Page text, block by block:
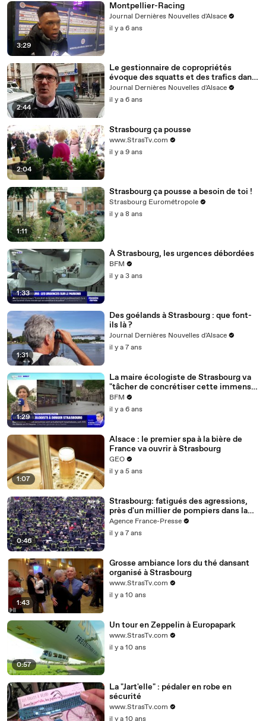
3:29
Montpellier-Racing
Journal Dernières Nouvelles d'Alsace
il y a 6 ans
2:44
Le gestionnaire de copropriétés
évoque des squatts et des trafics dans
l'immeuble
Journal Dernières Nouvelles d'Alsace
il y a 6 ans
2:04
Strasbourg ça pousse
www.StrasTv.com
il y a 9 ans
1:11
Strasbourg ça pousse a besoin de toi !
Strasbourg Eurométropole
il y a 8 ans
1:33
À Strasbourg, les urgences débordées
BFM
il y a 3 ans
1:31
Des goélands à Strasbourg : que font-
ils là ?
Journal Dernières Nouvelles d'Alsace
il y a 7 ans
1:29
La maire écologiste de Strasbourg va
"tâcher de concrétiser cette immense
victoire, cette aspiration au
changement"
BFM
il y a 6 ans
1:07
Alsace : le premier spa à la bière de
France va ouvrir à Strasbourg
GEO
il y a 5 ans
0:46
Strasbourg: fatigués des agressions,
près d'un millier de pompiers dans la
rue
Agence France-Presse
il y a 7 ans
1:43
Grosse ambiance lors du thé dansant
organisé à Strasbourg
www.StrasTv.com
il y a 10 ans
0:57
Un tour en Zeppelin à Europapark
www.StrasTv.com
il y a 10 ans
La "Jart'elle" : pédaler en robe en
sécurité
www.StrasTv.com